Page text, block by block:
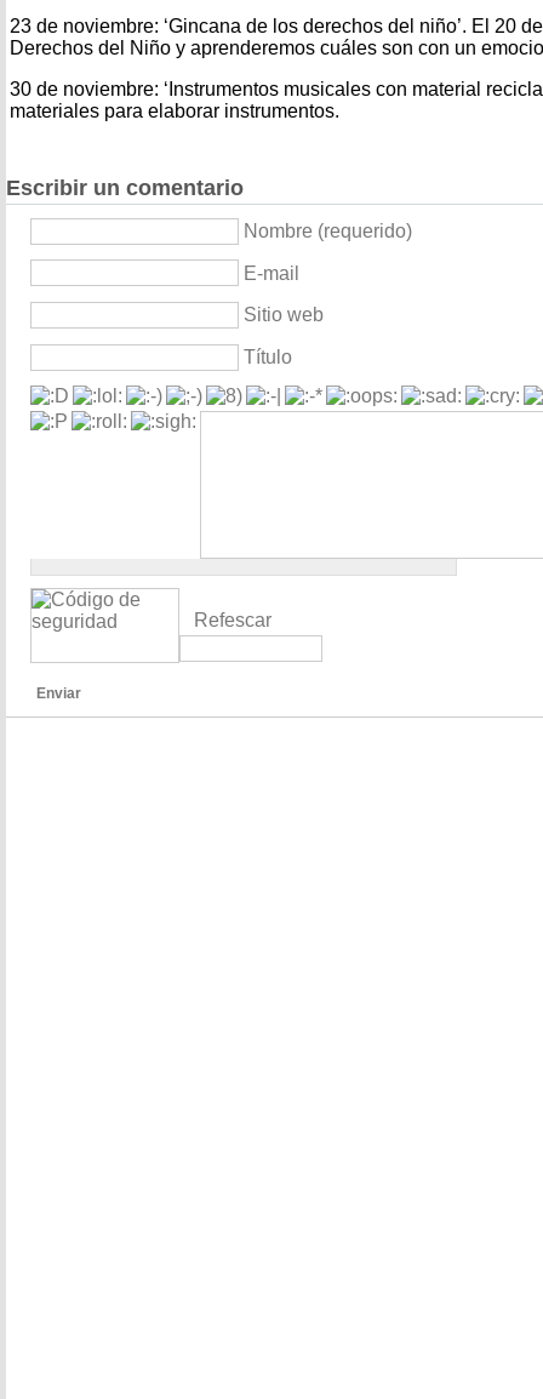
23 de noviembre: ‘Gincana de los derechos del niño’. El 20
Derechos del Niño y aprenderemos cuáles son con un
30 de noviembre: ‘Instrumentos musicales con material
materiales para elaborar instrumentos.
Escribir un comentario
Nombre (requerido)
E-mail
Sitio web
Título
Refescar
Enviar